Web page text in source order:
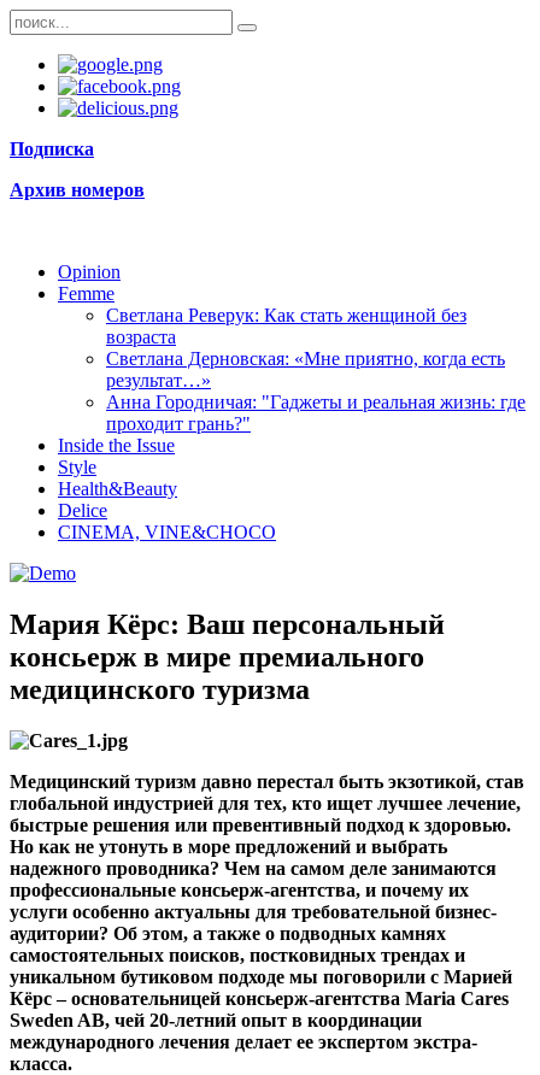
Подписка
Архив номеров
Opinion
Femme
Светлана Реверук: Как стать женщиной без
возраста
Светлана Дерновская: «Мне приятно, когда есть
результат…»
Анна Городничая: "Гаджеты и реальная жизнь: где
проходит грань?"
Inside the Issue
Style
Health&Beauty
Delice
CINEMA, VINE&CHOCO
Мария Кёрс: Ваш персональный
консьерж в мире премиального
медицинского туризма
Медицинский туризм давно перестал быть экзотикой, став
глобальной индустрией для тех, кто ищет лучшее лечение,
быстрые решения или превентивный подход к здоровью.
Но как не утонуть в море предложений и выбрать
надежного проводника? Чем на самом деле занимаются
профессиональные консьерж-агентства, и почему их
услуги особенно актуальны для требовательной бизнес-
аудитории? Об этом, а также о подводных камнях
самостоятельных поисков, постковидных трендах и
уникальном бутиковом подходе мы поговорили с Марией
Кёрс – основательницей консьерж-агентства Maria Cares
Sweden AB, чей 20-летний опыт в координации
международного лечения делает ее экспертом экстра-
класса.